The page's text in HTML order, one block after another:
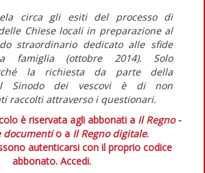
circa gli esiti del processo di
Chiese locali in preparazione al
straordinario dedicato alle sfide
famiglia (ottobre 2014). Solo
la richiesta da parte della
Sinodo dei vescovi è di non
raccolti attraverso i questionari.
è riservata agli abbonati a Il Regno -
documentio a Il Regno digitale.
autenticarsi con il proprio codice
abbonato. Accedi.